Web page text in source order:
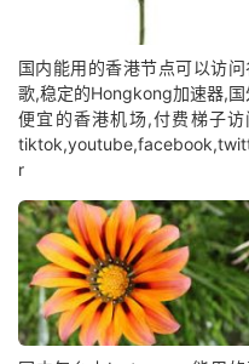
国内能用的香港节点可以访问
歌,稳定的Hongkong加速器,国
便宜的香港机场,付费梯子访
r